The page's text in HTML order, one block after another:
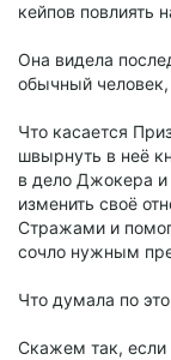
кейпов повлиять
Она видела
обычный человек,
Что касается
швырнуть в неё
в дело Джокера и
изменить своё
Стражами и
сочло нужным
Что думала по
Скажем так, если